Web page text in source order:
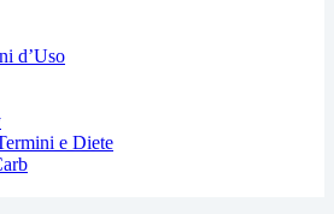
d’Uso
e Diete